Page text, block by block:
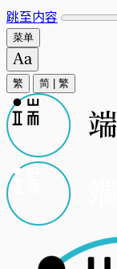
跳至内容
菜单
繁 简 繁